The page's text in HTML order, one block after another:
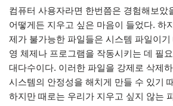
컴퓨터 사용자라면 한번쯤은 경험해보았
어떻게든 지우고 싶은 마음이 들었다. 하
제가 불가능한 파일들은 시스템 파일이
영 체제나 프로그램을 작동시키는 데 필
대다수이다. 이러한 파일을 강제로 삭제
시스템의 안정성을 해치게 만들 수 있기
하지만 때로는 우리가 지우고 싶지 않는